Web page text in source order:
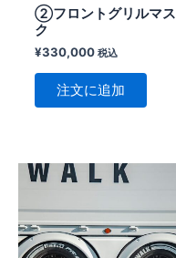
②フロントグリルマス
ク
¥330,000 税込
注文に追加